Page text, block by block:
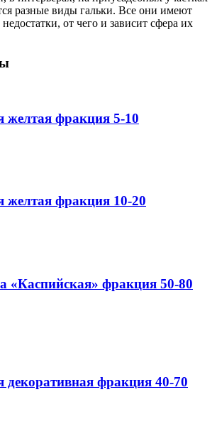
разные виды гальки. Все они имеют
от чего и зависит сфера их
желтая фракция 5-10
желтая фракция 10-20
«Каспийская» фракция 50-80
декоративная фракция 40-70